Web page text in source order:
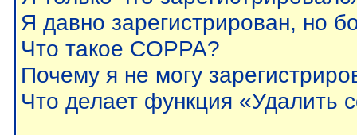
Я давно зарегистрирован, но
Что такое COPPA?
Почему я не могу
Что делает функция «Удалить